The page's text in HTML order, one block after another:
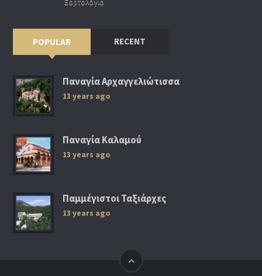
POPULAR RECENT
Παναγία Αρχαγγελιώτισσα
13 years ago
Παναγία Καλαμού
13 years ago
Παμμέγιστοι Ταξιάρχες
13 years ago